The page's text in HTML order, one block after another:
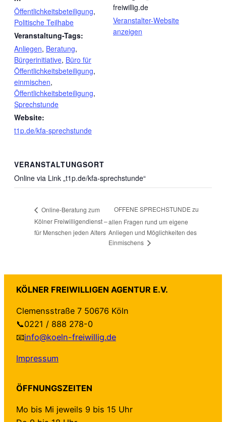
Öffentlichkeitsbeteiligung,
Politische Teilhabe
Veranstaltung-Tags:
Anliegen, Beratung,
Bürgerinitiative, Büro für
Öffentlichkeitsbeteiligung,
einmischen,
Öffentlichkeitsbeteiligung,
Sprechstunde
Website:
t1p.de/kfa-sprechstunde
freiwillig.de
Veranstalter-Website
anzeigen
VERANSTALTUNGSORT
Online via Link „t1p.de/kfa-sprechstunde“
Online-Beratung zum
Kölner Freiwilligendienst –
für Menschen jeden Alters
OFFENE SPRECHSTUNDE zu
allen Fragen rund um eigene
Anliegen und Möglichkeiten des
Einmischens
KÖLNER FREIWILLIGEN AGENTUR E.V.
Clemensstraße 7 50676 Köln
📞0221 / 888 278-0
📧info@koeln-freiwillig.de
Impressum
ÖFFNUNGSZEITEN
Mo bis Mi jeweils 9 bis 15 Uhr